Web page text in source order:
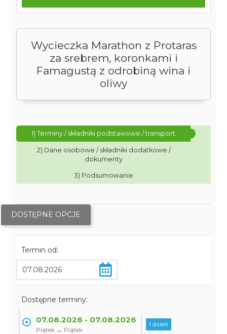
Wycieczka Marathon z Protaras
za srebrem, koronkami i
Famagustą z odrobiną wina i
oliwy
1) Terminy / składniki podstawowe / transport
2) Dane osobowe / składniki dodatkowe /
dokumenty
3) Podsumowanie
DOSTĘPNE OPCJE
Termin od:
Dostępne terminy:
07.08.2026 - 07.08.2026
Piątek → Piątek
1 dzień